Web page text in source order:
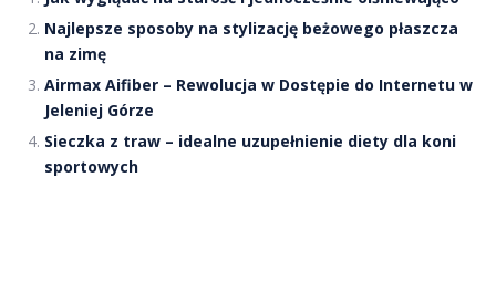
Najlepsze sposoby na stylizację beżowego płaszcza
na zimę
Airmax Aifiber – Rewolucja w Dostępie do Internetu w
Jeleniej Górze
Sieczka z traw – idealne uzupełnienie diety dla koni
sportowych